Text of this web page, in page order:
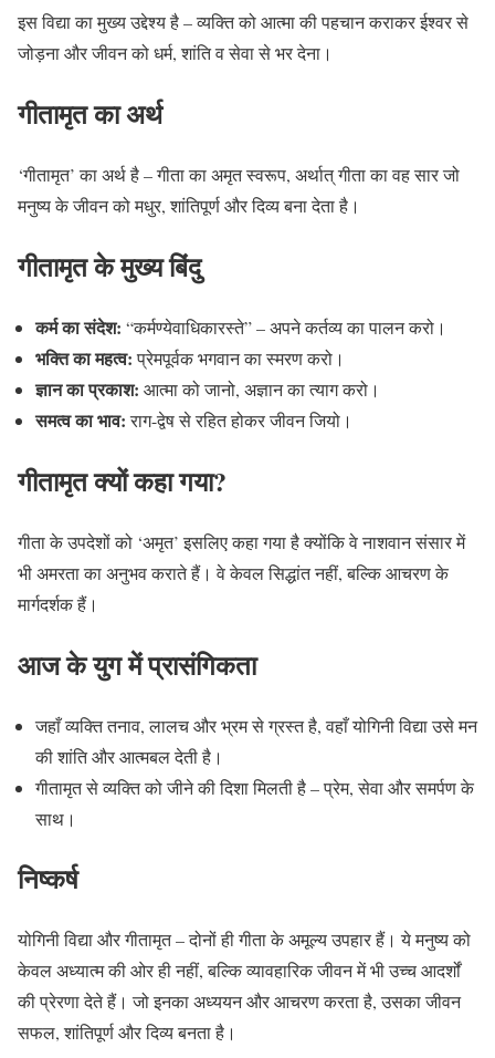
इस विद्या का मुख्य उद्देश्य है – व्यक्ति को आत्मा की पहचान कराकर ईश्वर से
जोड़ना और जीवन को धर्म, शांति व सेवा से भर देना।
गीतामृत का अर्थ
‘गीतामृत’ का अर्थ है – गीता का अमृत स्वरूप, अर्थात् गीता का वह सार जो
मनुष्य के जीवन को मधुर, शांतिपूर्ण और दिव्य बना देता है।
गीतामृत के मुख्य बिंदु
कर्म का संदेश: “कर्मण्येवाधिकारस्ते” – अपने कर्तव्य का पालन करो।
भक्ति का महत्व:प्रेमपूर्वक भगवान का स्मरण करो।
ज्ञान का प्रकाश: आत्मा को जानो, अज्ञान का त्याग करो।
समत्व का भाव:राग-द्वेष से रहित होकर जीवन जियो।
गीतामृत क्यों कहा गया?
गीता के उपदेशों को ‘अमृत’ इसलिए कहा गया है क्योंकि वे नाशवान संसार में
भी अमरता का अनुभव कराते हैं। वे केवल सिद्धांत नहीं, बल्कि आचरण के
मार्गदर्शक हैं।
आज के युग में प्रासंगिकता
जहाँ व्यक्ति तनाव, लालच और भ्रम से ग्रस्त है, वहाँ योगिनी विद्या उसे मन
की शांति और आत्मबल देती है।
गीतामृत से व्यक्ति को जीने की दिशा मिलती है – प्रेम, सेवा और समर्पण के
साथ।
निष्कर्ष
योगिनी विद्या और गीतामृत – दोनों ही गीता के अमूल्य उपहार हैं। ये मनुष्य को
केवल अध्यात्म की ओर ही नहीं, बल्कि व्यावहारिक जीवन में भी उच्च आदर्शों
की प्रेरणा देते हैं। जो इनका अध्ययन और आचरण करता है, उसका जीवन
सफल, शांतिपूर्ण और दिव्य बनता है।